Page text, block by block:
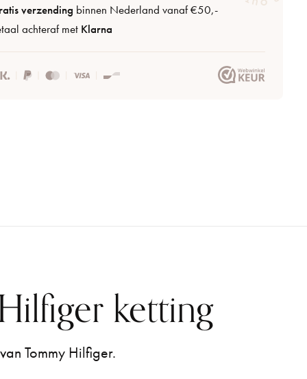
verzending binnen Nederland vanaf €50,-
achteraf met Klarna
ketting
Tommy Hilfiger.